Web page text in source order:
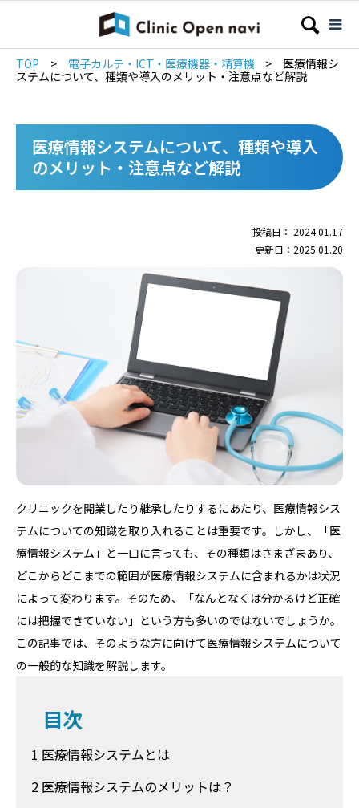
TOP > 電子カルテ・ICT・医療機器・精算機 >
医療情報シ
ステムについて、種類や導入のメリット・注意点など解説
医療情報システムについて、種類や導入
のメリット・注意点など解説
投稿日： 2024.01.17
更新日：2025.01.20
クリニックを開業したり継承したりするにあたり、医療情報シス
テムについての知識を取り入れることは重要です。しかし、「医
療情報システム」と一口に言っても、その種類はさまざまあり、
どこからどこまでの範囲が医療情報システムに含まれるかは状況
によって変わります。そのため、「なんとなくは分かるけど正確
には把握できていない」という方も多いのではないでしょうか。
この記事では、そのような方に向けて医療情報システムについて
の一般的な知識を解説します。
目次
1 医療情報システムとは
2 医療情報システムのメリットは？